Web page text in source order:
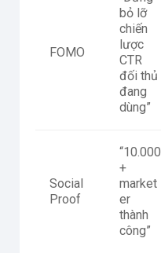
FOMO
bỏ lỡ
chiến
lược
CTR
đối thủ
đang
dùng”
Social
Proof
“10.000
+
market
er
thành
công”